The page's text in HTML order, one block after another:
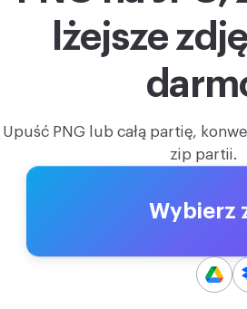
Przytnij zdjęcie do koła
Kompresuj obraz
Powiększ obraz
lżejsze
Upuść PNG lub całą partię,
zip partii.
Wybierz